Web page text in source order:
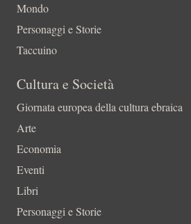
Mondo
Personaggi e Storie
Taccuino
Cultura e Società
Giornata europea della cultura ebraica
Arte
Economia
Eventi
Libri
Personaggi e Storie